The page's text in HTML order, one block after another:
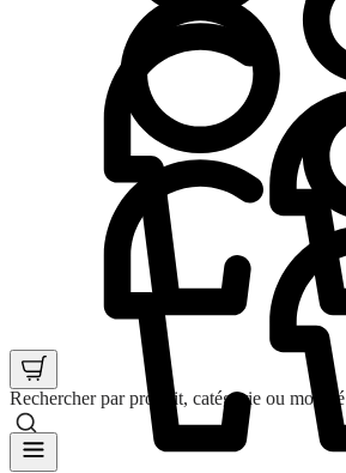
Rechercher par produit, catégorie ou mot clé